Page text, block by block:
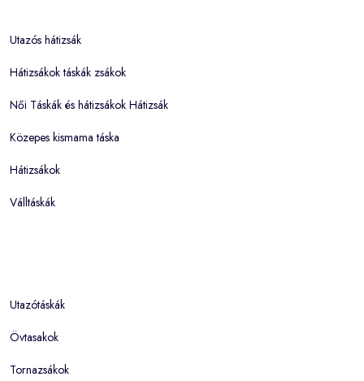
Utazós hátizsák
Hátizsákok táskák zsákok
Női Táskák és hátizsákok Hátizsák
Közepes kismama táska
Hátizsákok
Válltáskák
Utazótáskák
Övtasakok
Tornazsákok